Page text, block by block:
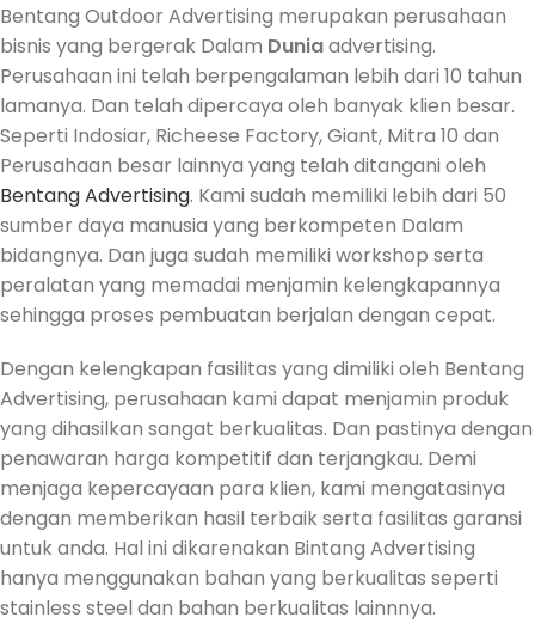
Bentang Outdoor Advertising merupakan perusahaan
bisnis yang bergerak Dalam Duniaadvertising.
Perusahaan ini telah berpengalaman lebih dari 10 tahun
lamanya. Dan telah dipercaya oleh banyak klien besar.
Seperti Indosiar, Richeese Factory, Giant, Mitra 10 dan
Perusahaan besar lainnya yang telah ditangani oleh
Bentang Advertising. Kami sudah memiliki lebih dari 50
sumber daya manusia yang berkompeten Dalam
bidangnya. Dan juga sudah memiliki workshop serta
peralatan yang memadai menjamin kelengkapannya
sehingga proses pembuatan berjalan dengan cepat.
Dengan kelengkapan fasilitas yang dimiliki oleh Bentang
Advertising, perusahaan kami dapat menjamin produk
yang dihasilkan sangat berkualitas. Dan pastinya dengan
penawaran harga kompetitif dan terjangkau. Demi
menjaga kepercayaan para klien, kami mengatasinya
dengan memberikan hasil terbaik serta fasilitas garansi
untuk anda. Hal ini dikarenakan Bintang Advertising
hanya menggunakan bahan yang berkualitas seperti
stainless steel dan bahan berkualitas lainnnya.